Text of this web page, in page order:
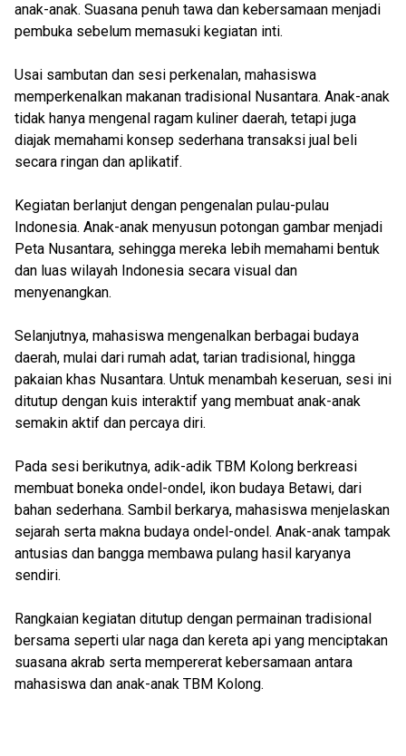
anak-anak. Suasana penuh tawa dan kebersamaan menjadi
pembuka sebelum memasuki kegiatan inti.
Usai sambutan dan sesi perkenalan, mahasiswa
memperkenalkan makanan tradisional Nusantara. Anak-anak
tidak hanya mengenal ragam kuliner daerah, tetapi juga
diajak memahami konsep sederhana transaksi jual beli
secara ringan dan aplikatif.
Kegiatan berlanjut dengan pengenalan pulau-pulau
Indonesia. Anak-anak menyusun potongan gambar menjadi
Peta Nusantara, sehingga mereka lebih memahami bentuk
dan luas wilayah Indonesia secara visual dan
menyenangkan.
Selanjutnya, mahasiswa mengenalkan berbagai budaya
daerah, mulai dari rumah adat, tarian tradisional, hingga
pakaian khas Nusantara. Untuk menambah keseruan, sesi ini
ditutup dengan kuis interaktif yang membuat anak-anak
semakin aktif dan percaya diri.
Pada sesi berikutnya, adik-adik TBM Kolong berkreasi
membuat boneka ondel-ondel, ikon budaya Betawi, dari
bahan sederhana. Sambil berkarya, mahasiswa menjelaskan
sejarah serta makna budaya ondel-ondel. Anak-anak tampak
antusias dan bangga membawa pulang hasil karyanya
sendiri.
Rangkaian kegiatan ditutup dengan permainan tradisional
bersama seperti ular naga dan kereta api yang menciptakan
suasana akrab serta mempererat kebersamaan antara
mahasiswa dan anak-anak TBM Kolong.